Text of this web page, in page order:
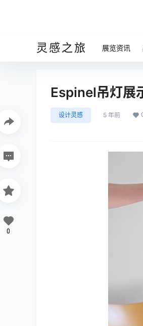
灵感之旅 展览资讯
Espinel吊灯展
设计灵感 5 年前
0